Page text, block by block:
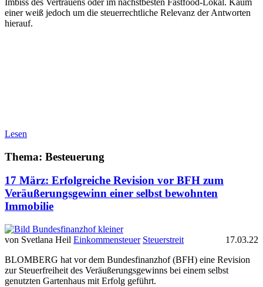
Imbiss des Vertrauens oder im nächstbesten Fastfood-Lokal. Kaum
einer weiß jedoch um die steuerrechtliche Relevanz der Antworten
hierauf.
Lesen
Thema: Besteuerung
17 März: Erfolgreiche Revision vor BFH zum
Veräußerungsgewinn einer selbst bewohnten
Immobilie
von Svetlana Heil Einkommensteuer Steuerstreit
17.03.22
BLOMBERG hat vor dem Bundesfinanzhof (BFH) eine Revision
zur Steuerfreiheit des Veräußerungsgewinns bei einem selbst
genutzten Gartenhaus mit Erfolg geführt.